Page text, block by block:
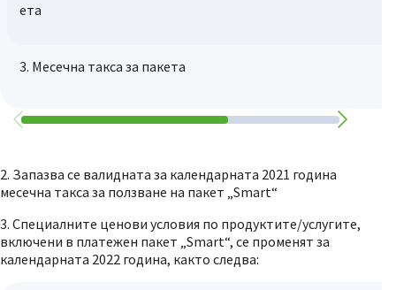
ета
3. Месечна такса за пакета
2. Запазва се валидната за календарната 2021 година
месечна такса за ползване на пакет „Smart“
3. Специалните ценови условия по продуктите/услугите,
включени в платежен пакет „Smart“, се променят за
календарната 2022 година, както следва: